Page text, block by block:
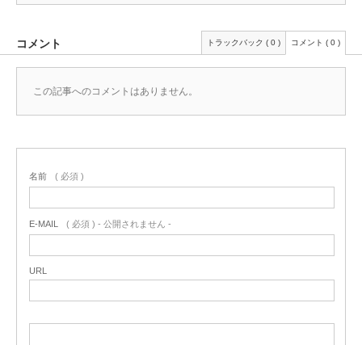
コメント トラックバック ( 0 ) コメント ( 0 )
この記事へのコメントはありません。
名前 ( 必須 )
E-MAIL ( 必須 ) - 公開されません -
URL